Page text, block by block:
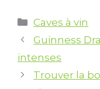
Catégories
Caves à vin
Guinness
intenses
Trouver la